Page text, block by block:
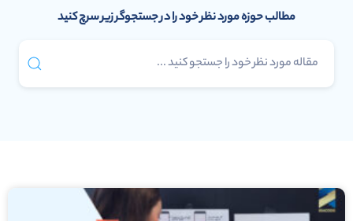
مطالب حوزه مورد نظر خود را در جستجوگر زیر سرچ کنید